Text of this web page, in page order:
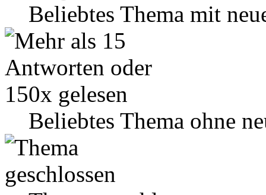
Beliebtes Thema mit
Beliebtes Thema ohne